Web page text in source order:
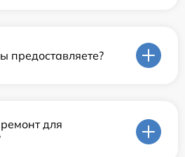
предоставляете?
для